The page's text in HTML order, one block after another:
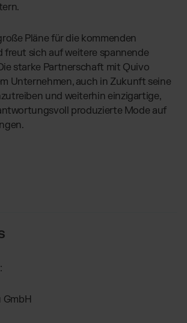
Pläne für die kommenden
freut sich auf weitere spannende
starke Partnerschaft mit Quivo
Unternehmen, auch in Zukunft seine
und weiterhin einzigartige,
produzierte Mode auf
GmbH